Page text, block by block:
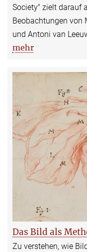
Society" zielt darauf
Beobachtungen von
und Antoni van
mehr
Das Bild als
Zu verstehen, wie